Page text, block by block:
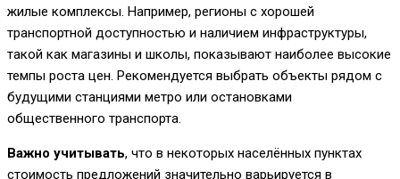
жилые комплексы. Например, регионы с хорошей
транспортной доступностью и наличием инфраструктуры,
такой как магазины и школы, показывают наиболее высокие
темпы роста цен. Рекомендуется выбрать объекты рядом с
будущими станциями метро или остановками
общественного транспорта.
Важно учитывать, что в некоторых населённых пунктах
стоимость предложений значительно варьируется в